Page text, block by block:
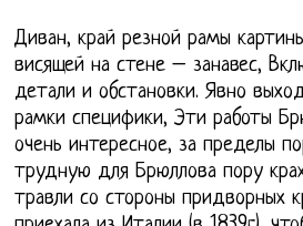
Диван, край резной рамы
висящей на стене – занавес,
детали и обстановки. Явно
рамки специфики, Эти работы
очень интересное, за пределы
трудную для Брюллова пору
травли со стороны придворных